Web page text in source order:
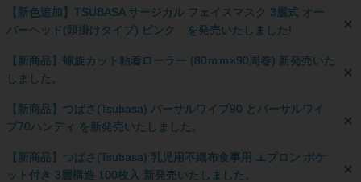
【新色追加】TSUBASA サージカル フェイスマスク 3層式 オー
バーヘッド(頭掛けタイプ) ピンク を発売いたしました!
【新商品】螺旋カット粘着ローラー (80ｍｍ×90周巻) 新発売いた
しました。
【新商品】つばさ(Tsubasa) バーサルワイプ90 とバーサルワイ
プ70ハンディ を新発売いたしました。
【新商品】つばさ(Tsubasa) 乳児用不織布食事用 エプロン ポケ
ット付き 3層構造 100枚入 新発売いたしました。